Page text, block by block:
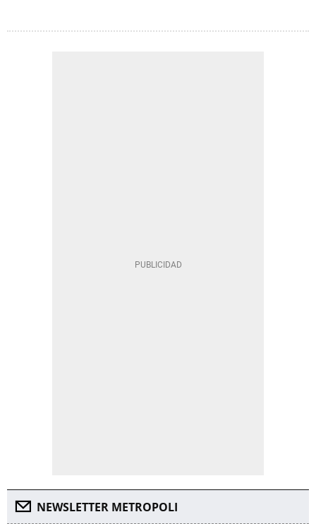
NEWSLETTER METROPOLI